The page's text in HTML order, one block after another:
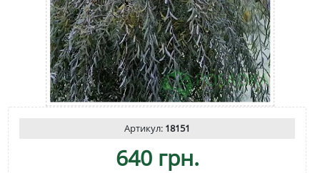
Артикул: 18151
640 грн.